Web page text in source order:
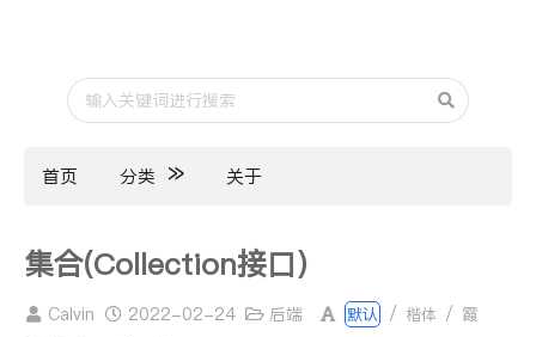
首页 分类 关于
集合(Collection接口)
Calvin 2022-02-24 后端 默认 / 楷体 / 霞